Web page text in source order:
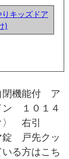
キッズドア
)
閉機能付 ア
１０１４
〉 右引
錠 戸先クッ
る方はこち